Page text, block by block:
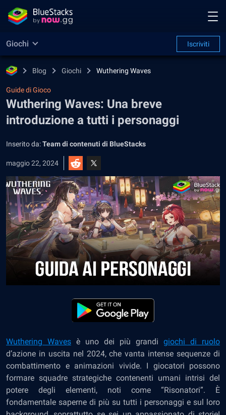
Giochi Iscriviti
Blog Giochi Wuthering Waves
Guide di Gioco
Wuthering Waves: Una breve
introduzione a tutti i personaggi
Inserito da:Team di contenuti di BlueStacks
maggio 22, 2024
Wuthering Waves è uno dei più grandi giochi di ruolo
d’azione in uscita nel 2024, che vanta intense sequenze di
combattimento e animazioni vivide. I giocatori possono
formare squadre strategiche contenenti umani intrisi del
potere degli elementi, noti come “Risonatori”. È
fondamentale saperne di più su tutti i personaggi e sul loro